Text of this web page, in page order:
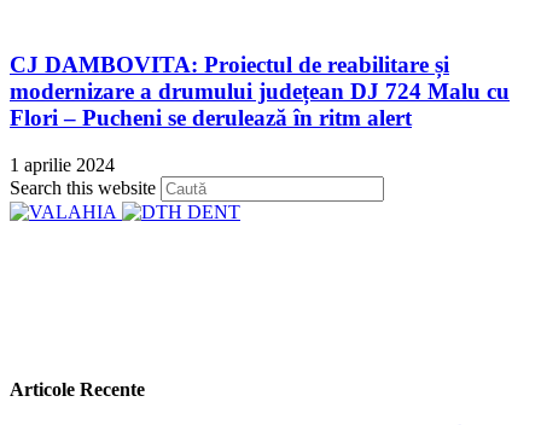
CJ DAMBOVITA: Proiectul de reabilitare și
modernizare a drumului județean DJ 724 Malu cu
Flori – Pucheni se derulează în ritm alert
1 aprilie 2024
Search this website
Escape
Articole Recente